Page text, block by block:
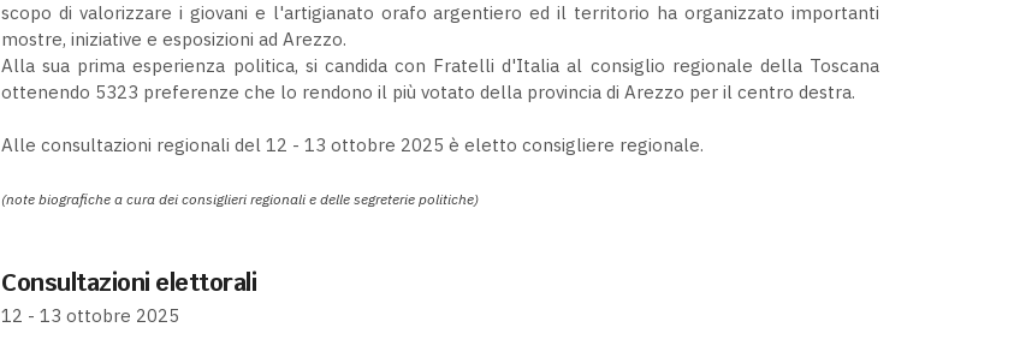
scopo di valorizzare i giovani e l'artigianato orafo argentiero ed il territorio ha organizzato importanti
mostre, iniziative e esposizioni ad Arezzo.
Alla sua prima esperienza politica, si candida con Fratelli d'Italia al consiglio regionale della Toscana
ottenendo 5323 preferenze che lo rendono il più votato della provincia di Arezzo per il centro destra.
Alle consultazioni regionali del 12 - 13 ottobre 2025 è eletto consigliere regionale.
(note biografiche a cura dei consiglieri regionali e delle segreterie politiche)
Consultazioni elettorali
12 - 13 ottobre 2025